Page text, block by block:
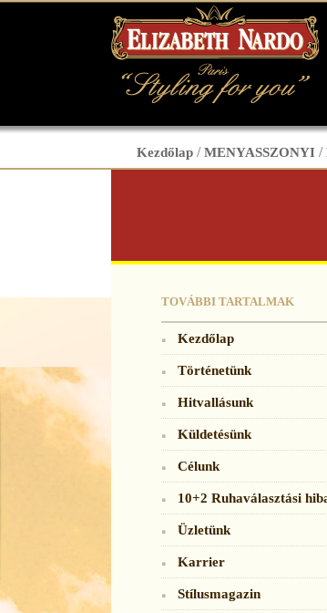
Kezdőlap /MENYASSZONYI /
TOVÁBBI TARTALMAK
Kezdőlap
Történetünk
Hitvallásunk
Küldetésünk
Célunk
10+2 Ruhaválasztási
Üzletünk
Karrier
Stílusmagazin